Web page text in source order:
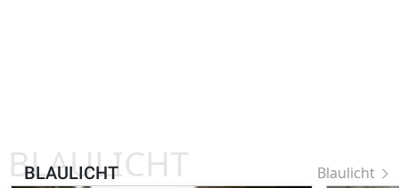
BLAULICHT
BLAULICHT Blaulicht